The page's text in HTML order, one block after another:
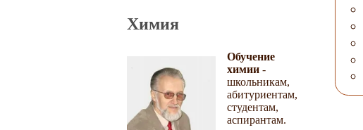
Химия
Обучение
химии -
школьникам,
абитуриентам,
студентам,
аспирантам.